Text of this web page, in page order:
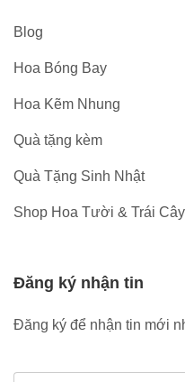
Blog
Hoa Bóng Bay
Hoa Kẽm Nhung
Quà tặng kèm
Quà Tặng Sinh Nhật
Shop Hoa Tười & Trái Cây
Đăng ký nhận tin
Đăng ký để nhận tin mới